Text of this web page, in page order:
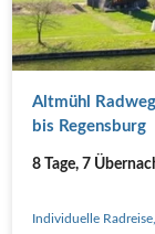
Altmühl
bis Regensburg
8 Tage, 7
Individuelle Radreise